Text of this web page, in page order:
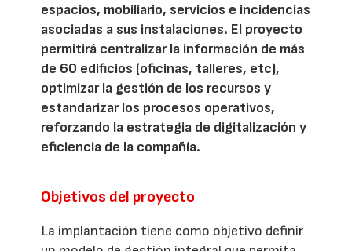
espacios, mobiliario, servicios e incidencias
asociadas a sus instalaciones. El proyecto
permitirá centralizar la información de más
de 60 edificios (oficinas, talleres, etc),
optimizar la gestión de los recursos y
estandarizar los procesos operativos,
reforzando la estrategia de digitalización y
eficiencia de la compañía.
Objetivos del proyecto
La implantación tiene como objetivo definir